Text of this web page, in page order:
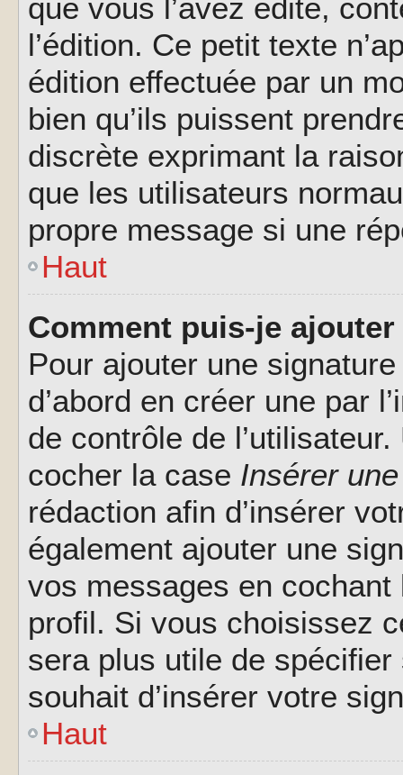
que vous l’avez édité,
l’édition. Ce petit texte
édition effectuée par un
bien qu’ils puissent
discrète exprimant la
que les utilisateurs
propre message si une
Haut
Comment puis-je
Pour ajouter une
d’abord en créer une par
de contrôle de
cocher la case Insérer
rédaction afin d’insérer
également ajouter une
vos messages en
profil. Si vous choisissez
sera plus utile de
souhait d’insérer votre
Haut